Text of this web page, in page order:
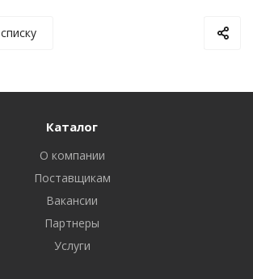
Каталог
О компании
Поставщикам
Вакансии
Партнеры
Услуги